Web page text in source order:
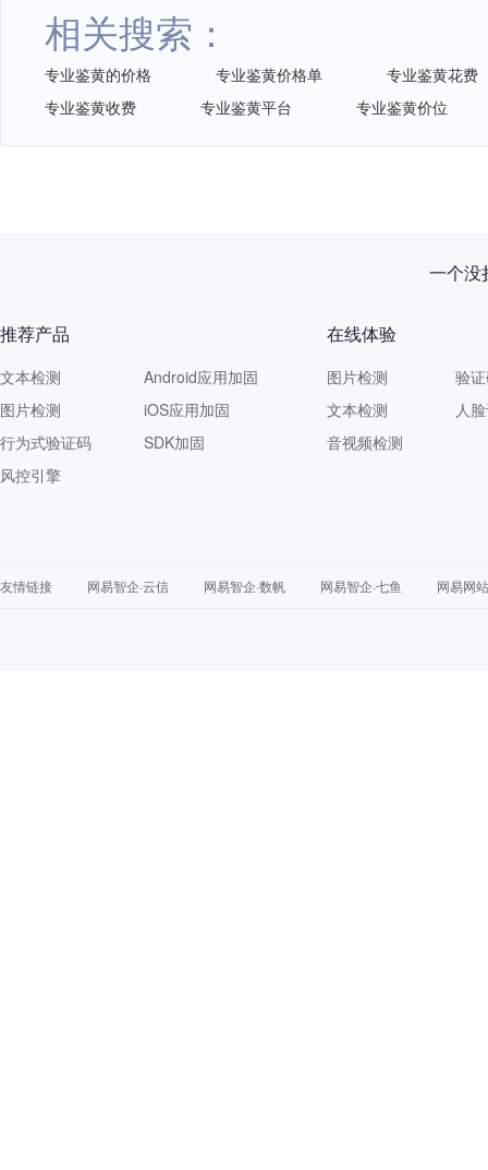
相关搜索：
专业鉴黄的价格 专业鉴黄价格单
专业鉴黄花费
专业鉴黄收费
专业鉴黄平台 专业鉴黄价位
一个没
推荐产品
文本检测
图片检测
行为式验证码
风控引擎
Android应用加固
iOS应用加固
SDK加固
在线体验
图片检测
文本检测
音视频检测
验
人
友情链接 网易智企·云信 网易智企·数帆 网易智企·七鱼 网易网